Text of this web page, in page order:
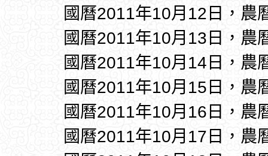
國曆2011年10月12日，農
國曆2011年10月13日，農
國曆2011年10月14日，農
國曆2011年10月15日，農
國曆2011年10月16日，農
國曆2011年10月17日，農